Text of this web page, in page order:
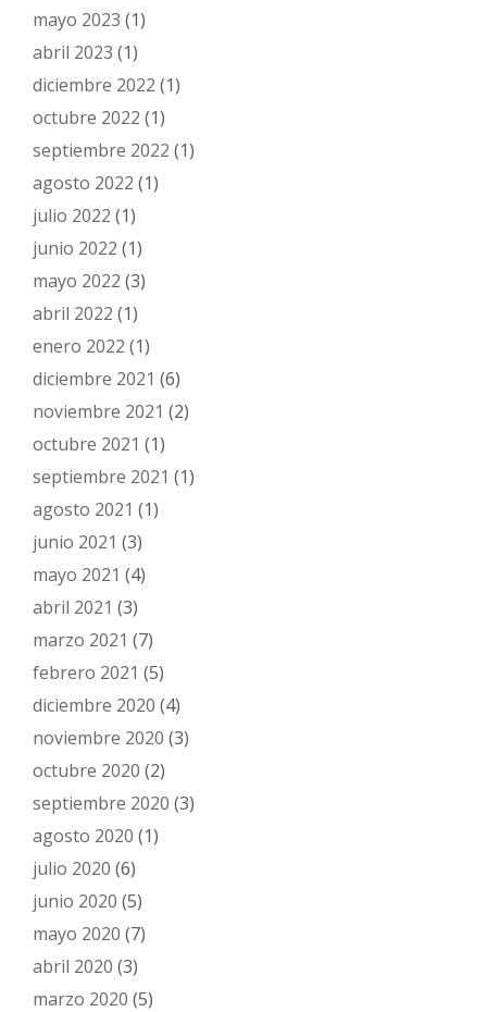
mayo 2023 (1)
abril 2023 (1)
diciembre 2022 (1)
octubre 2022 (1)
septiembre 2022 (1)
agosto 2022 (1)
julio 2022 (1)
junio 2022 (1)
mayo 2022 (3)
abril 2022 (1)
enero 2022 (1)
diciembre 2021 (6)
noviembre 2021 (2)
octubre 2021 (1)
septiembre 2021 (1)
agosto 2021 (1)
junio 2021 (3)
mayo 2021 (4)
abril 2021 (3)
marzo 2021 (7)
febrero 2021 (5)
diciembre 2020 (4)
noviembre 2020 (3)
octubre 2020 (2)
septiembre 2020 (3)
agosto 2020 (1)
julio 2020 (6)
junio 2020 (5)
mayo 2020 (7)
abril 2020 (3)
marzo 2020 (5)